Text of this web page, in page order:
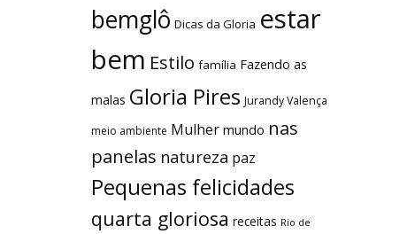
bemglô Dicas da Gloria estar
bem Estilo família Fazendo as
malas Gloria Pires Jurandy Valença
meio ambiente Mulher mundo nas
panelas natureza paz
Pequenas felicidades
quarta gloriosa receitas Rio de